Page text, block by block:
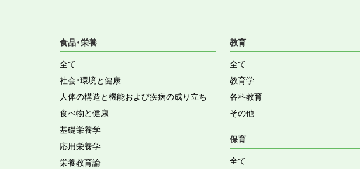
食品・栄養
全て
社会・環境と健康
人体の構造と機能および疾病の成り立ち
食べ物と健康
基礎栄養学
応用栄養学
栄養教育論
教育
全て
教育学
各科教育
その他
保育
全て